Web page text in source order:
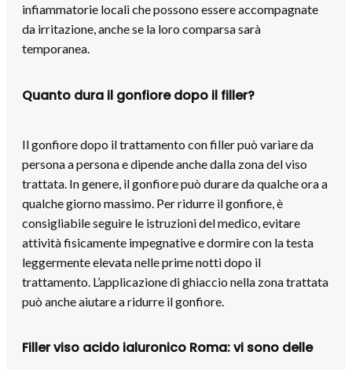
infiammatorie locali che possono essere accompagnate
da irritazione, anche se la loro comparsa sarà
temporanea.
Quanto dura il gonfiore dopo il filler?
Il gonfiore dopo il trattamento con filler può variare da
persona a persona e dipende anche dalla zona del viso
trattata. In genere, il gonfiore può durare da qualche ora a
qualche giorno massimo. Per ridurre il gonfiore, è
consigliabile seguire le istruzioni del medico, evitare
attività fisicamente impegnative e dormire con la testa
leggermente elevata nelle prime notti dopo il
trattamento. L’applicazione di ghiaccio nella zona trattata
può anche aiutare a ridurre il gonfiore.
Filler viso acido ialuronico Roma: vi sono delle